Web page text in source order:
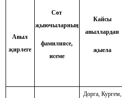
Авыл
җирлеге
Сөт
җыючыларныӊ
фамилиясе,
исеме
Кайсы
авыллардан
җыела
Дорга, Кургем,